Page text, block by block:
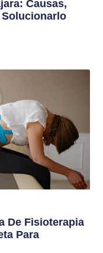
Causas,
Solucionarlo
De Fisioterapia
Para